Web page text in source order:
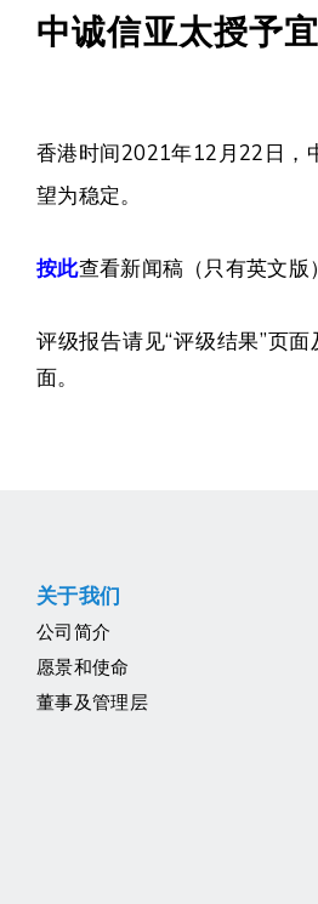
中诚信亚太授予
香港时间2021年12月22日，
望为稳定。
按此查看新闻稿（只有英文版
评级报告请见“评级结果”页
面。
关于我们
公司简介
愿景和使命
董事及管理层